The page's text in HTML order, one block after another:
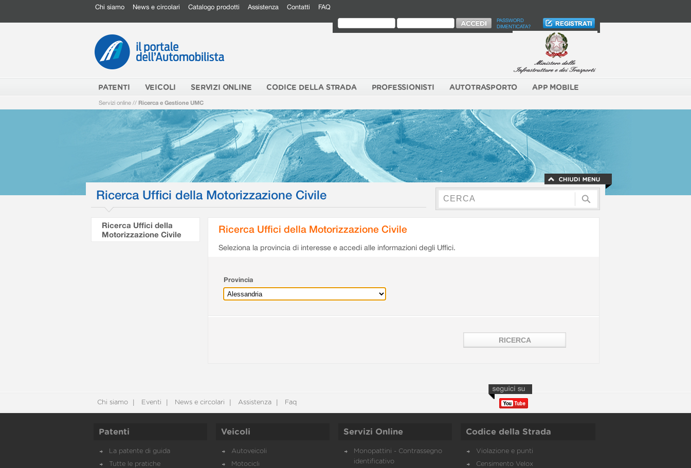
Chi siamo News e circolari Catalogo prodotti Assistenza Contatti FAQ
PASSWORD
DIMENTICATA?
PATENTI VEICOLI SERVIZI ONLINE CODICE DELLA STRADA PROFESSIONISTI AUTOTRASPORTO APP MOBILE
Servizi online // Ricerca e Gestione UMC
Ricerca Uffici della Motorizzazione Civile
Ricerca Uffici della
Motorizzazione Civile
Ricerca Uffici della Motorizzazione Civile
Seleziona la provincia di interesse e accedi alle informazioni degli Uffici.
Provincia
Chi siamo Eventi News e circolari Assistenza Faq
Patenti
La patente di guida
Tutte le pratiche
Veicoli
Autoveicoli
Motocicli
Servizi Online
Monopattini - Contrassegno
identificativo
Codice della Strada
Violazione e punti
Censimento Velox